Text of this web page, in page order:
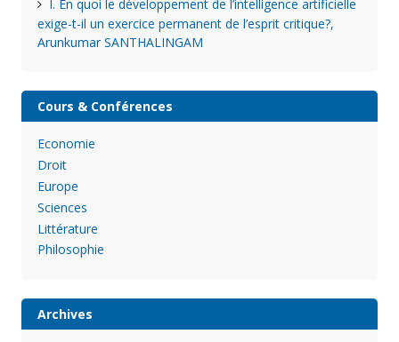
I. En quoi le développement de l’intelligence artificielle
exige-t-il un exercice permanent de l’esprit critique?,
Arunkumar SANTHALINGAM
Cours & Conférences
Economie
Droit
Europe
Sciences
Littérature
Philosophie
Archives